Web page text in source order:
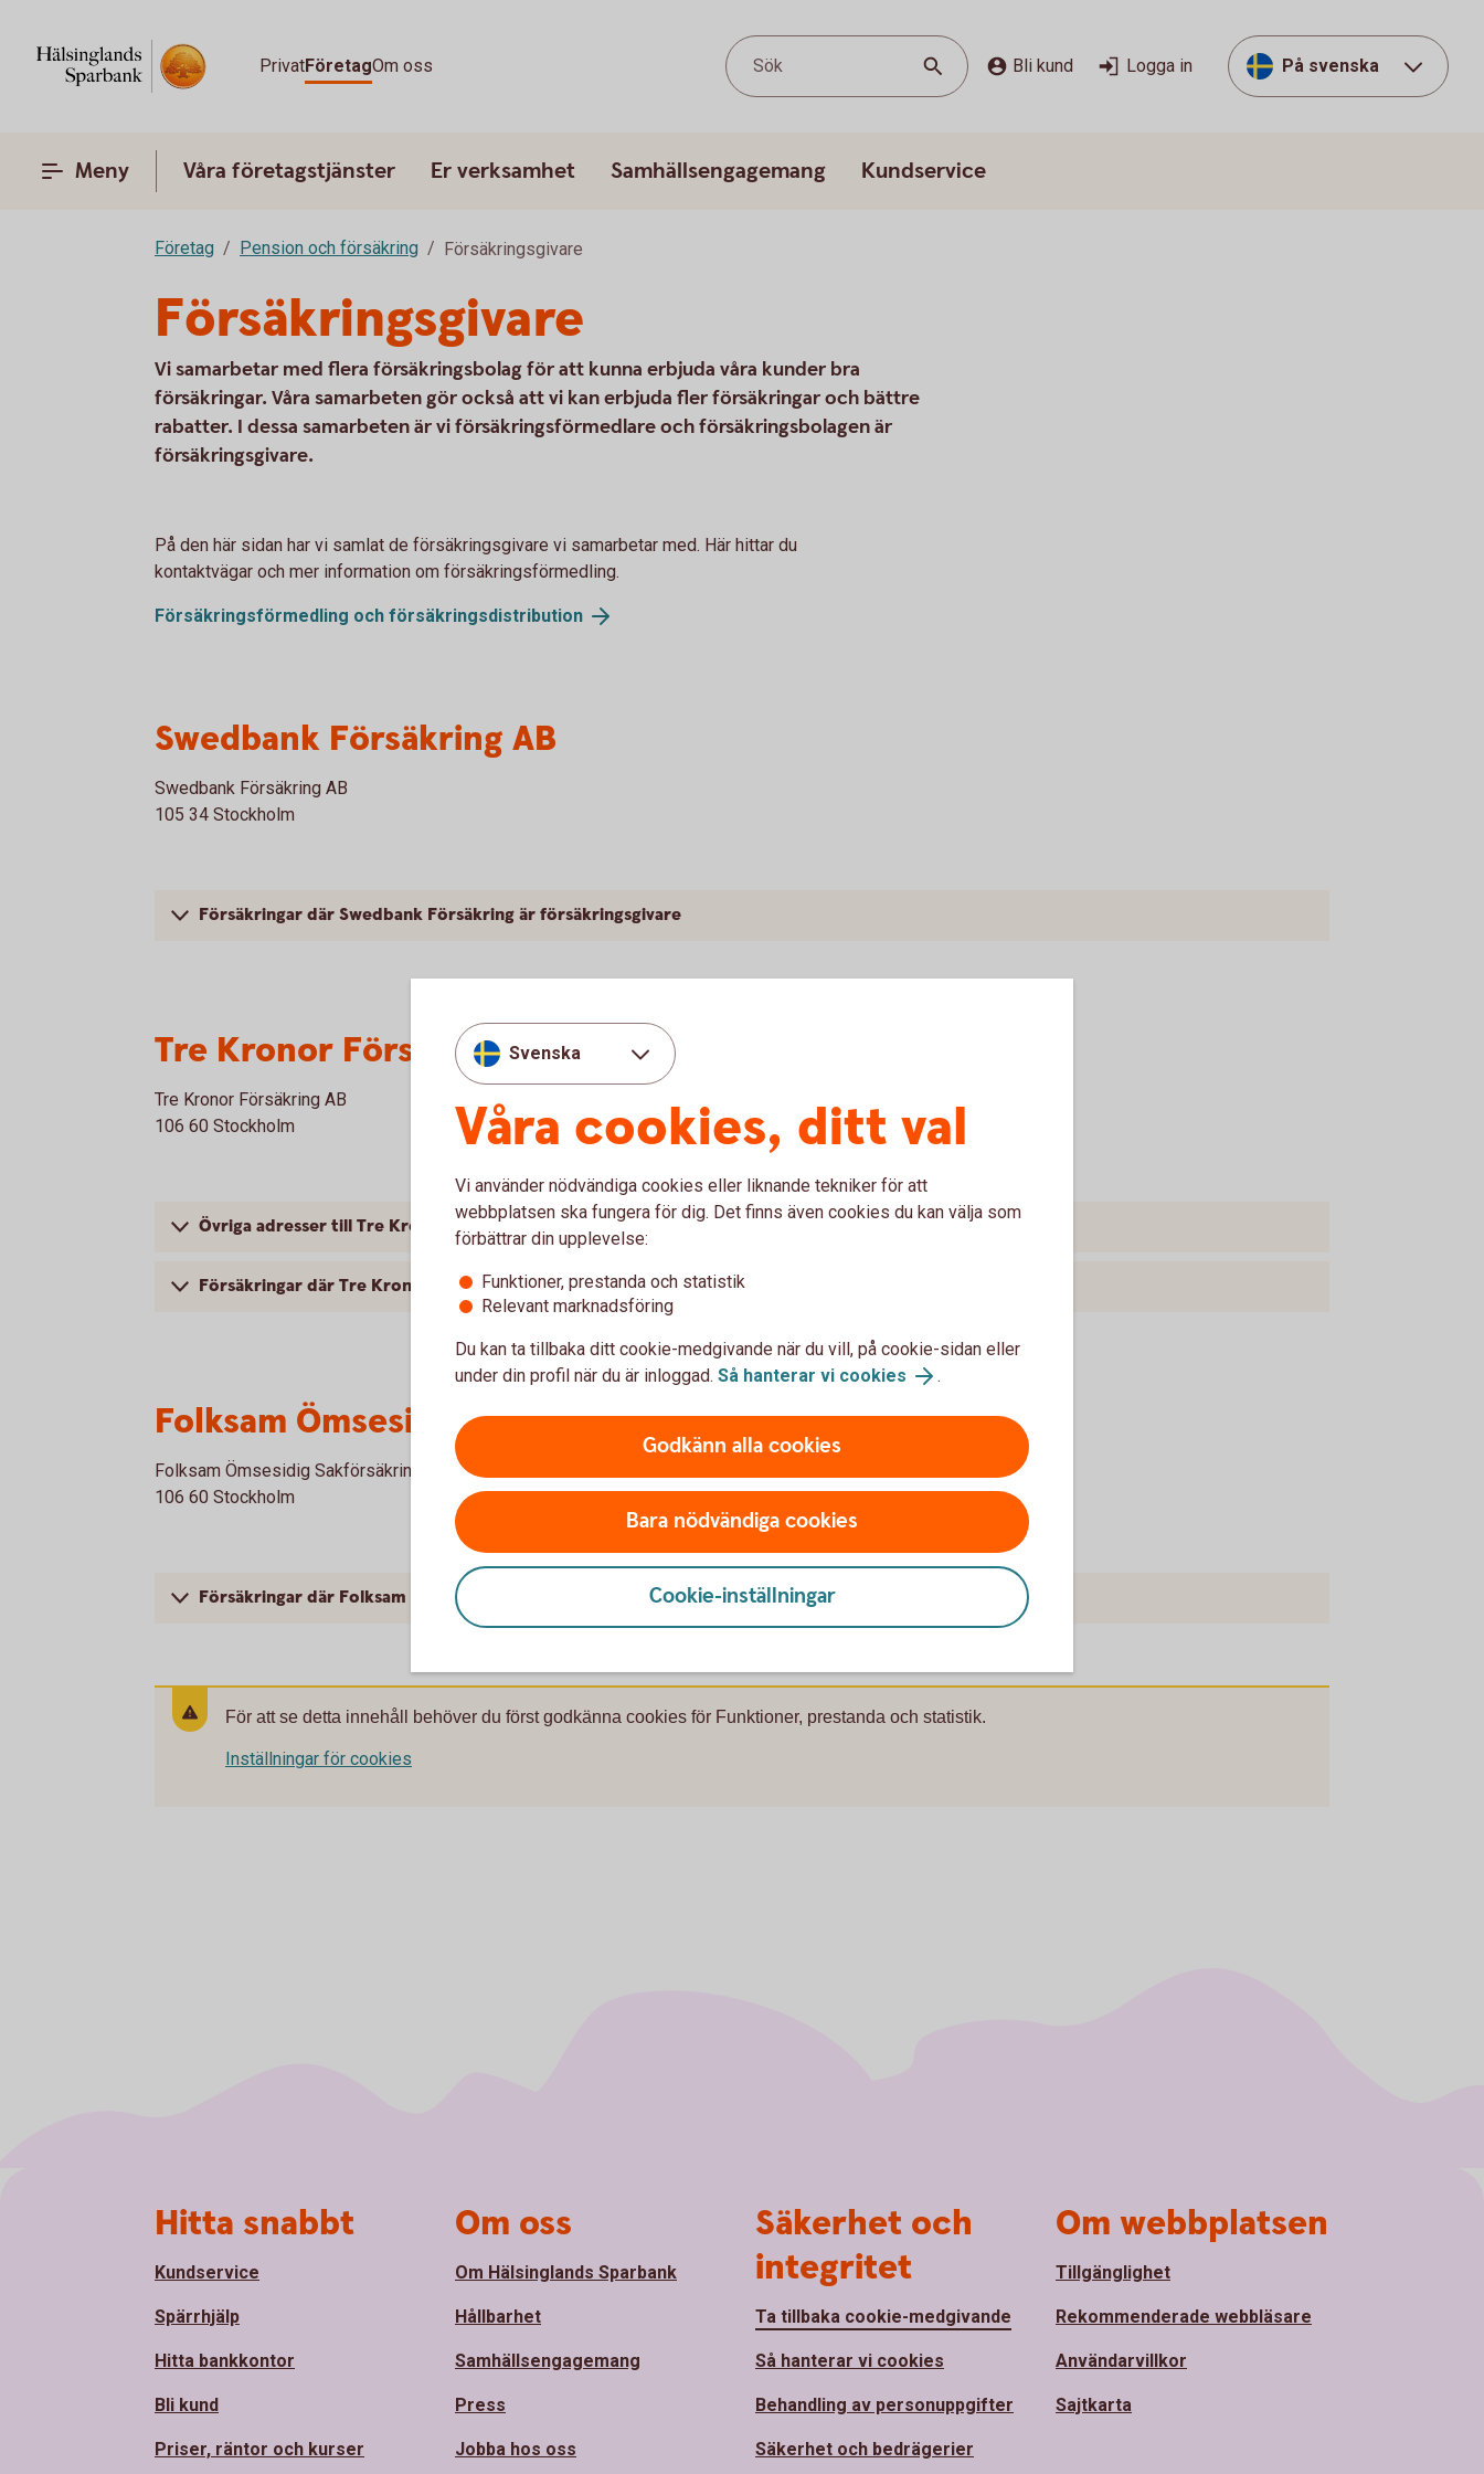
PrivatFöretagOm oss Sök Bli kund Logga in På svenska
Meny Våra företagstjänster Er verksamhet Samhällsengagemang Kundservice
Företag Pension och försäkring Försäkringsgivare
Försäkringsgivare
Vi samarbetar med flera försäkringsbolag för att kunna erbjuda våra kunder bra
försäkringar. Våra samarbeten gör också att vi kan erbjuda fler försäkringar och bättre
rabatter. I dessa samarbeten är vi försäkringsförmedlare och försäkringsbolagen är
försäkringsgivare.
På den här sidan har vi samlat de försäkringsgivare vi samarbetar med. Här hittar du
kontaktvägar och mer information om försäkringsförmedling.
Försäkringsförmedling och försäkringsdistribution
Swedbank Försäkring AB
Swedbank Försäkring AB
105 34 Stockholm
Försäkringar där Swedbank Försäkring är försäkringsgivare
Tre Kronor Försäkring AB
Tre Kronor Försäkring AB
106 60 Stockholm
Övriga adresser till Tre Kronor Försäkring
Försäkringar där Tre Kronor Försäkring är försäkringsgivare
Folksam Ömsesidig Sakförsäkring AB
Folksam Ömsesidig Sakförsäkring AB
106 60 Stockholm
Försäkringar där Folksam ömsesidig sakförsäkring är försäkringsgivare
För att se detta innehåll behöver du först godkänna cookies för Funktioner, prestanda och statistik.
Inställningar för cookies
Svenska
Våra cookies, ditt val
Vi använder nödvändiga cookies eller liknande tekniker för att
webbplatsen ska fungera för dig. Det finns även cookies du kan välja som
förbättrar din upplevelse:
Funktioner, prestanda och statistik
Relevant marknadsföring
Du kan ta tillbaka ditt cookie-medgivande när du vill, på cookie-sidan eller
under din profil när du är inloggad. Så hanterar vi cookies .
Godkänn alla cookies
Bara nödvändiga cookies
Cookie-inställningar
Hitta snabbt
Kundservice
Spärrhjälp
Hitta bankkontor
Bli kund
Priser, räntor och kurser
Om oss
Om Hälsinglands Sparbank
Hållbarhet
Samhällsengagemang
Press
Jobba hos oss
Säkerhet och
integritet
Ta tillbaka cookie-medgivande
Så hanterar vi cookies
Behandling av personuppgifter
Säkerhet och bedrägerier
Om webbplatsen
Tillgänglighet
Rekommenderade webbläsare
Användarvillkor
Sajtkarta